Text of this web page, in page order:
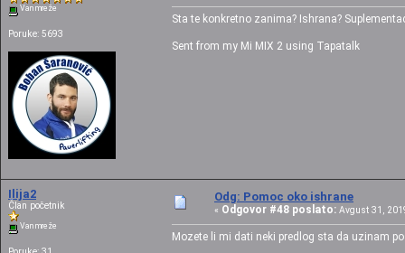
Van mreže
Poruke: 5693
Sta te konkretno zanima? Ishrana?
Sent from my Mi MIX 2 using Tapatalk
Ilija2
Član početnik
Van mreže
Odg: Pomoc oko ishrane
« Odgovor #48 poslato: Avgust 31,
Mozete li mi dati neki predlog sta da uzinam